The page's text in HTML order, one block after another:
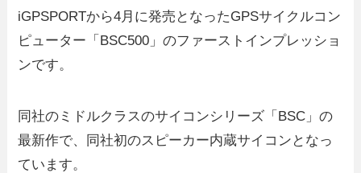
iGPSPORTから4月に発売となったGPSサイクルコン
ピューター「BSC500」のファーストインプレッショ
ンです。
同社のミドルクラスのサイコンシリーズ「BSC」の
最新作で、同社初のスピーカー内蔵サイコンとなっ
ています。